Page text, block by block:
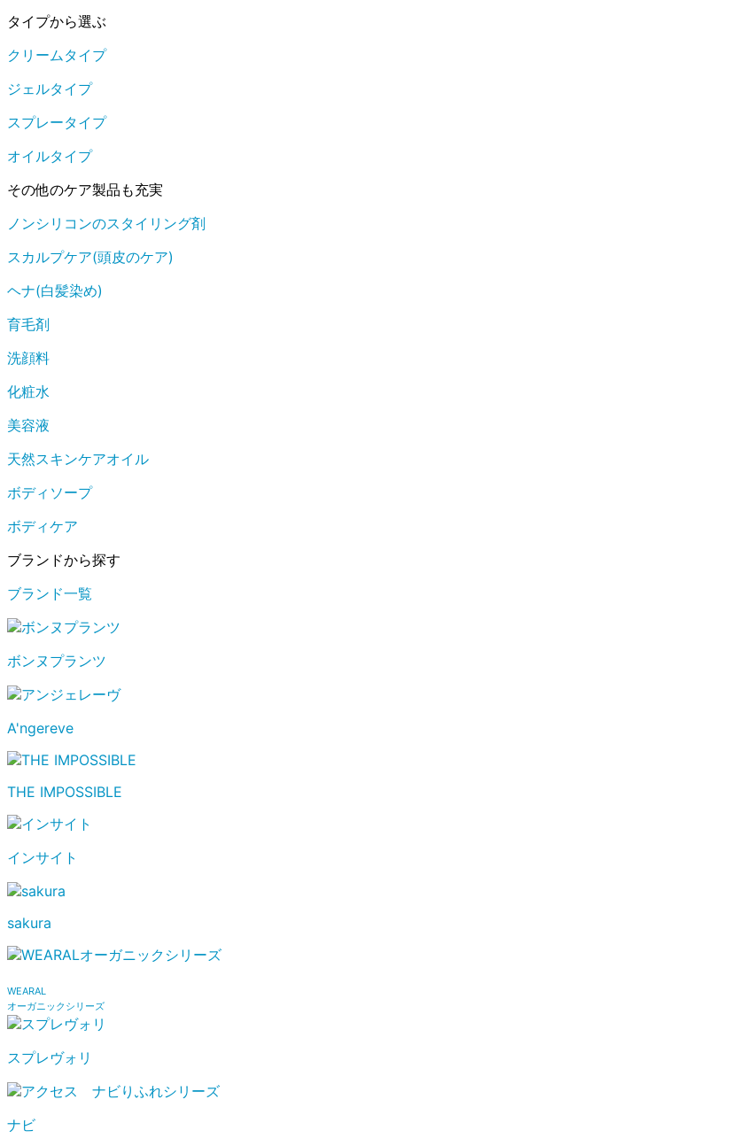
タイプから選ぶ
クリームタイプ
ジェルタイプ
スプレータイプ
オイルタイプ
その他のケア製品も充実
ノンシリコンのスタイリング剤
スカルプケア(頭皮のケア)
ヘナ(白髪染め)
育毛剤
洗顔料
化粧水
美容液
天然スキンケアオイル
ボディソープ
ボディケア
ブランドから探す
ブランド一覧
ボンヌプランツ
A'ngereve
THE IMPOSSIBLE
インサイト
sakura
WEARAL
オーガニックシリーズ
スプレヴォリ
ナビ